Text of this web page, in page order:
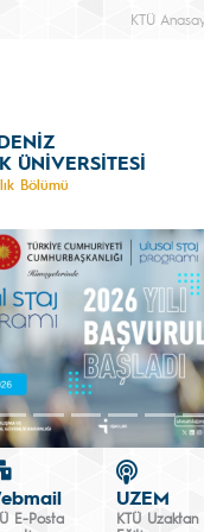
KTÜ
ÜNİVERSİTESİ
Bölümü
E-Posta
UZEM
KTÜ Uzaktan